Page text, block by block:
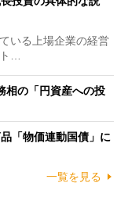
いる上場企業の経営
…
相の「円資産への投
「物価連動国債」に
一覧を見る